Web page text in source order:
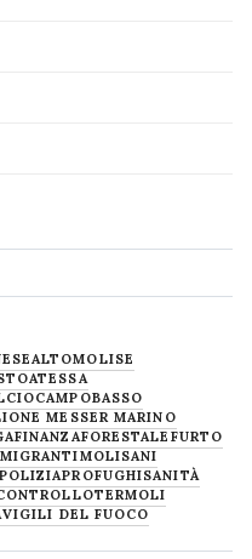
ALTOMOLISE
ATESSA
CAMPOBASSO
MESSER MARINO
FINANZAFORESTALE FURTO
MIGRANTIMOLISANI
POLIZIAPROFUGHISANITÀ
TERMOLI
VIGILI DEL FUOCO